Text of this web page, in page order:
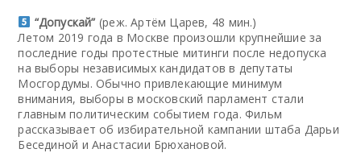
“Допускай” (реж. Артём Царев, 48 мин.)
Летом 2019 года в Москве произошли крупнейшие за
последние годы протестные митинги после недопуска
на выборы независимых кандидатов в депутаты
Мосгордумы. Обычно привлекающие минимум
внимания, выборы в московский парламент стали
главным политическим событием года. Фильм
рассказывает об избирательной кампании штаба Дарьи
Бесединой и Анастасии Брюхановой.